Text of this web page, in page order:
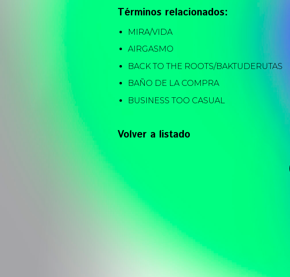
Términos relacionados:
MIRA/VIDA
AIRGASMO
BACK TO THE ROOTS/BAKTUDERUTAS
BAÑO DE LA COMPRA
BUSINESS TOO CASUAL
Volver a listado